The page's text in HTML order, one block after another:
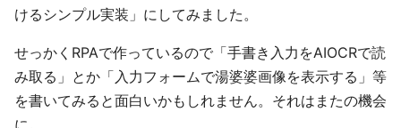
けるシンプル実装」にしてみました。
せっかくRPAで作っているので「手書き入力をAIOCRで読
み取る」とか「入力フォームで湯婆婆画像を表示する」等
を書いてみると面白いかもしれません。それはまたの機会
に。